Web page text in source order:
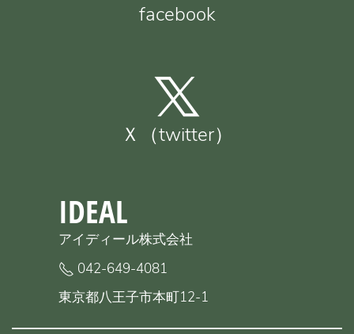
facebook
Ｘ（twitter）
IDEAL
アイディール株式会社
042-649-4081
東京都八王子市本町12-1